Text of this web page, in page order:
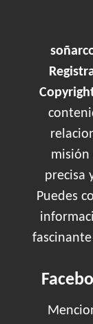
misión
precisa
Puedes